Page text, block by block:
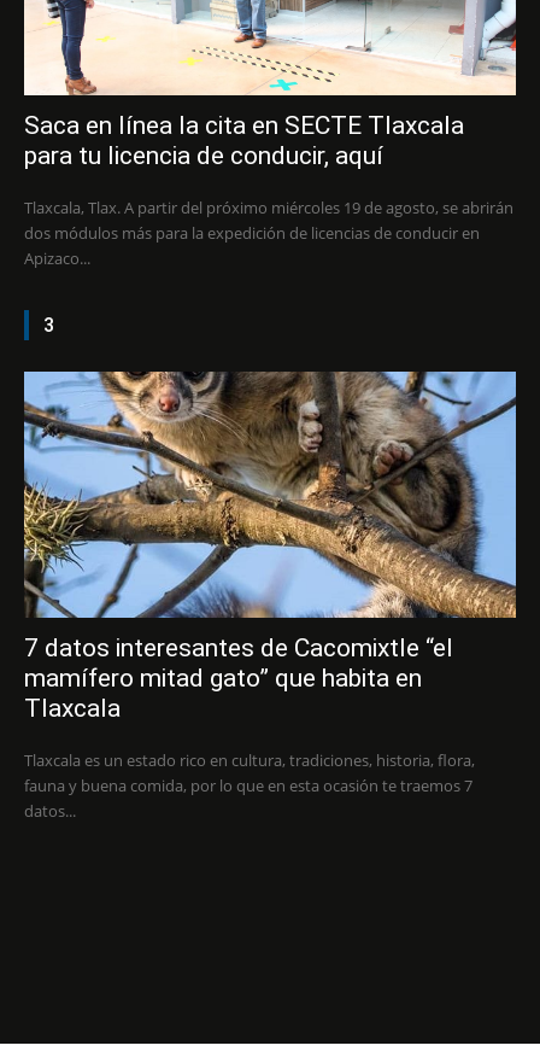
Saca en línea la cita en SECTE Tlaxcala
para tu licencia de conducir, aquí
Tlaxcala, Tlax. A partir del próximo miércoles 19 de agosto, se abrirán
dos módulos más para la expedición de licencias de conducir en
Apizaco...
3
7 datos interesantes de Cacomixtle “el
mamífero mitad gato” que habita en
Tlaxcala
Tlaxcala es un estado rico en cultura, tradiciones, historia, flora,
fauna y buena comida, por lo que en esta ocasión te traemos 7
datos...